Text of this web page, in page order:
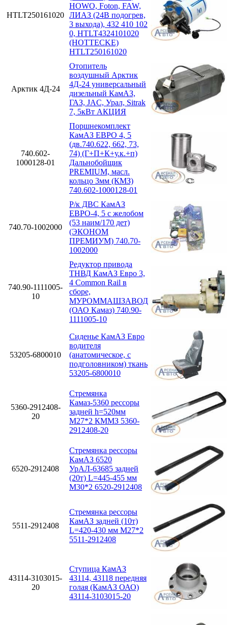
HTLT250161020
HOWO, Foton, FAW,
ЛИАЗ (24В подогрев,
3 выхода), 432 410 102
0, HTLT4324101020
(HOTTECKE)
HTLT250161020
Арктик 4Д-24
Отопитель
воздушный Арктик
4Д-24 универсальный
дизельный КамАЗ,
ГАЗ, JAC, Урал, Sitrak
7, 5кВт АКЦИЯ
740.602-
1000128-01
Поршнекомплект
КамАЗ ЕВРО 4, 5
(дв.740.622, 662, 73,
74) (Г+П+К+у.к.+п)
Дальнобойщик
PREMIUM, масл.
кольцо 3мм (КМЗ)
740.602-1000128-01
740.70-1002000
Р/к ДВС КамАЗ
ЕВРО-4, 5 с желобом
(53 наим/170 дет)
(ЭКОНОМ
ПРЕМИУМ) 740.70-
1002000
740.90-1111005-
10
Редуктор привода
ТНВД КамАЗ Евро 3,
4 Cоmmon Rail в
сборе,
МУРОММАШЗАВОД
(ОАО Камаз) 740.90-
1111005-10
53205-6800010
Сиденье КамАЗ Евро
водителя
(анатомическое, с
подголовником) ткань
53205-6800010
5360-2912408-
20
Стремянка
Камаз-5360 рессоры
задней h=520мм
М27*2 КММЗ 5360-
2912408-20
6520-2912408
Стремянка рессоры
КамАЗ 6520
УрАЛ-63685 задней
(20т) L=445-455 мм
М30*2 6520-2912408
5511-2912408
Стремянка рессоры
КамАЗ задней (10т)
L=420-430 мм М27*2
5511-2912408
43114-3103015-
20
Ступица КамАЗ
43114, 43118 передняя
голая (КамАЗ ОАО)
43114-3103015-20